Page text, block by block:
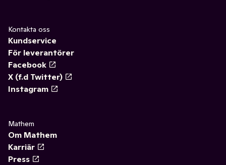
Kontakta oss
Kundservice
För leverantörer
Facebook
X (f.d Twitter)
Instagram
Mathem
Om Mathem
Karriär
Press